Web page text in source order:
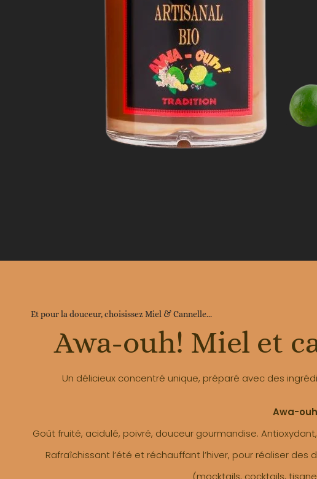
Et pour la douceur, choisissez Miel & Cannelle...
Awa-ouh! Miel et
Un délicieux concentré unique, préparé avec des
Awa-
Goût fruité, acidulé, poivré, douceur gourmandise.
Rafraîchissant l’été et réchauffant l’hiver, pour réaliser des
(mocktails, cocktails,